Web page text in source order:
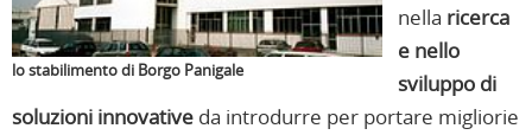
lo stabilimento di Borgo Panigale
nella ricerca
e nello
sviluppo di
soluzioni innovative da introdurre per portare migliorie